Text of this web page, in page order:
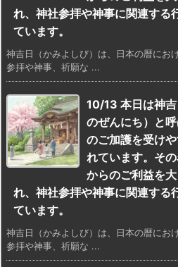
れ、神社参拝や神事に関連する
ています。
神吉日（かみよしび）は、日本の暦にお
参拝や神事、祈願な ...
10/13 本日は神
のぜんにち）と
のご加護を受け
れています。そ
からのご利益を
れ、神社参拝や神事に関連する
ています。
神吉日（かみよしび）は、日本の暦にお
参拝や神事、祈願な ...